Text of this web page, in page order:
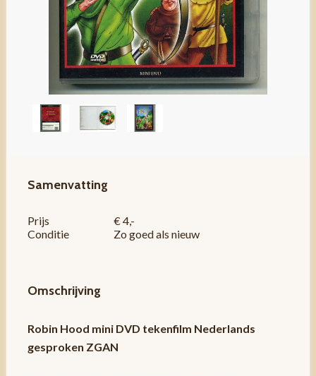
Samenvatting
Prijs
€ 4,-
Conditie
Zo goed als nieuw
Omschrijving
Robin Hood mini DVD tekenfilm Nederlands
gesproken ZGAN